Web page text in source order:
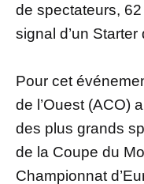
de spectateurs,
signal d’un Starter
Pour cet
de l’Ouest (ACO)
des plus grands
de la Coupe du
Championnat